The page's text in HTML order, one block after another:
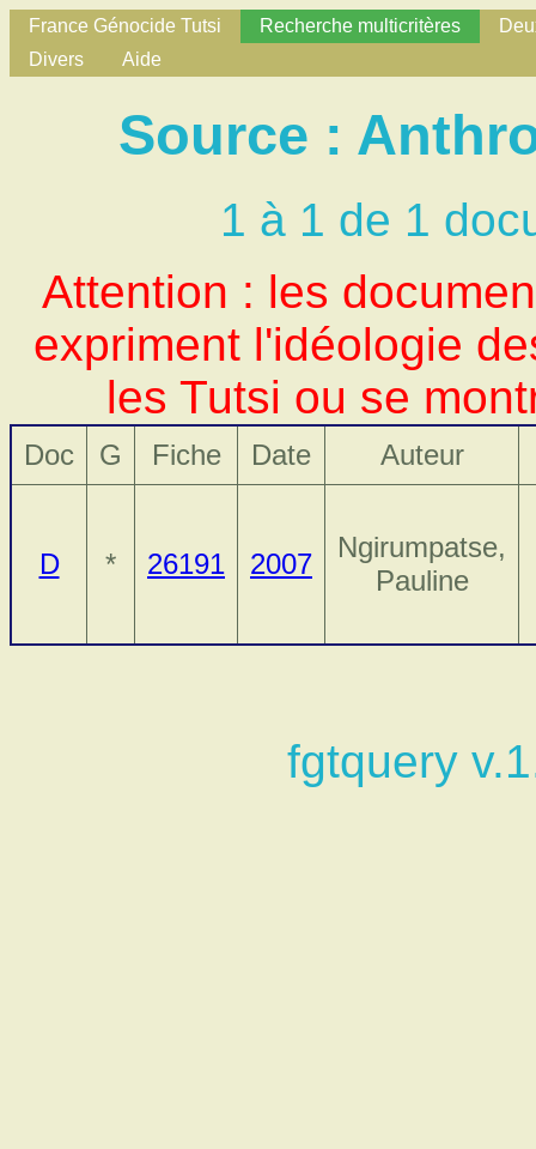
France Génocide Tutsi Recherche multicritères
Divers
Aide
Source :
1 à 1 de 1
Attention : les
expriment l'idéologie
les Tutsi ou se
Doc G Fiche Date Auteur
D * 26191 2007
Ngirumpatse,
Pauline
fgtquery